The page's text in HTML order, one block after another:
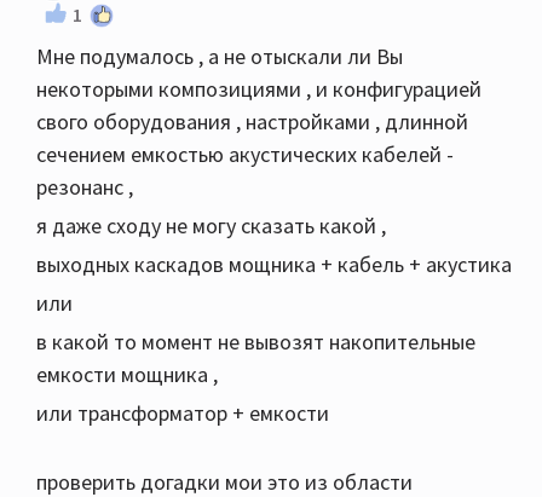
1
Мне подумалось , а не отыскали ли Вы
некоторыми композициями , и конфигурацией
свого оборудования , настройками , длинной
сечением емкостью акустических кабелей -
резонанс ,
я даже сходу не могу сказать какой ,
выходных каскадов мощника + кабель + акустика
или
в какой то момент не вывозят накопительные
емкости мощника ,
или трансформатор + емкости
проверить догадки мои это из области